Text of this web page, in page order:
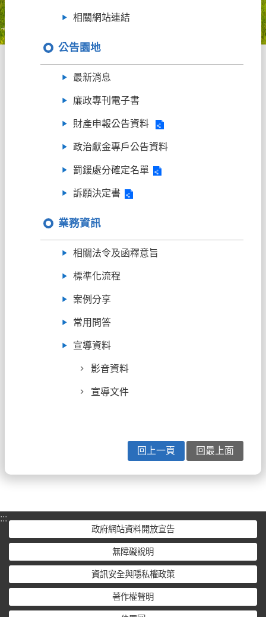
相關網站連結
公告園地
最新消息
廉政專刊電子書
財產申報公告資料
政治獻金專戶公告資料
罰鍰處分確定名單
訴願決定書
業務資訊
相關法令及函釋意旨
標準化流程
案例分享
常用問答
宣導資料
影音資料
宣導文件
回上一頁 回最上面
:::
政府網站資料開放宣告
無障礙說明
資訊安全與隱私權政策
著作權聲明